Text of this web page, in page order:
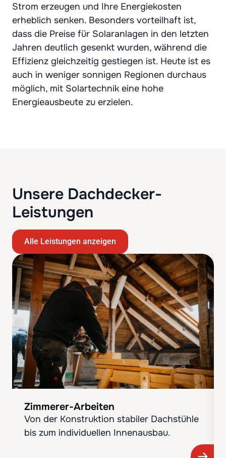
Strom erzeugen und Ihre Energiekosten
erheblich senken. Besonders vorteilhaft ist,
dass die Preise für Solaranlagen in den letzten
Jahren deutlich gesenkt wurden, während die
Effizienz gleichzeitig gestiegen ist. Heute ist es
auch in weniger sonnigen Regionen durchaus
möglich, mit Solartechnik eine hohe
Energieausbeute zu erzielen.
Unsere Dachdecker-
Leistungen
Alle Leistungen anzeigen
Zimmerer-Arbeiten
Von der Konstruktion stabiler Dachstühle
bis zum individuellen Innenausbau.